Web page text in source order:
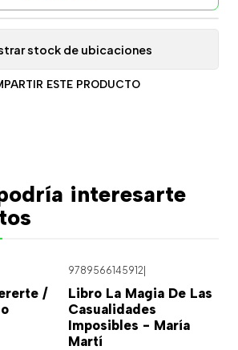
stock de ubicaciones
ESTE PRODUCTO
interesarte
/
9789566145912
Libro La Magia De Las
Casualidades
Imposibles - María
Martí